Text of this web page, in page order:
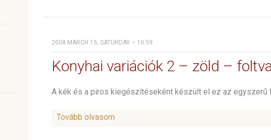
2008 MARCH 15, SATURDAY – 10:59
Konyhai variációk 2 – zöld –
A kék és a piros kiegészítéseként készült el ez az egyszerű
Tovább olvasom